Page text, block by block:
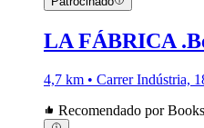
LA FÁBRICA
4,7 km • Carrer Indústria,
Recomendado por